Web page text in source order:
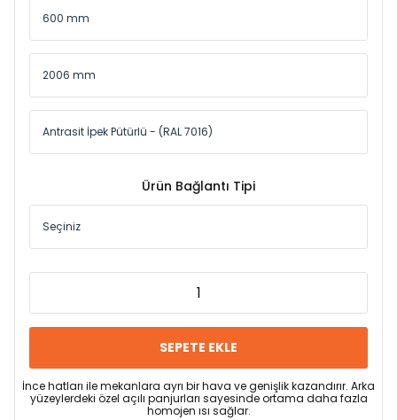
Ürün Bağlantı Tipi
SEPETE EKLE
İnce hatları ile mekanlara ayrı bir hava ve genişlik kazandırır. Arka
yüzeylerdeki özel açılı panjurları sayesinde ortama daha fazla
homojen ısı sağlar.